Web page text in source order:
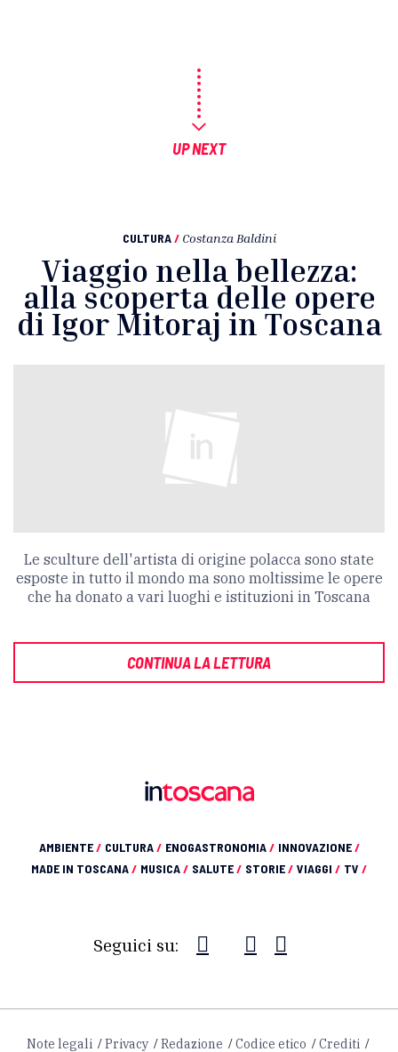
UP NEXT
CULTURA / Costanza Baldini
Viaggio nella bellezza:
alla scoperta delle opere
di Igor Mitoraj in Toscana
Le sculture dell'artista di origine polacca sono state
esposte in tutto il mondo ma sono moltissime le opere
che ha donato a vari luoghi e istituzioni in Toscana
CONTINUA LA LETTURA
AMBIENTE/ CULTURA/ ENOGASTRONOMIA/ INNOVAZIONE/
MADE IN TOSCANA/ MUSICA/ SALUTE/ STORIE/ VIAGGI / TV /
Seguici su:
Note legali Privacy Redazione Codice etico Crediti